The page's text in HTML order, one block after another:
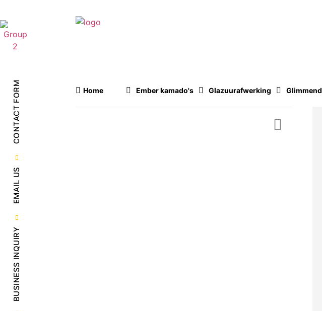
BUSINESS INQUIRY
EMAIL US
CONTACT FORM Home Ember kamado's Glazuurafwerking Glimmend